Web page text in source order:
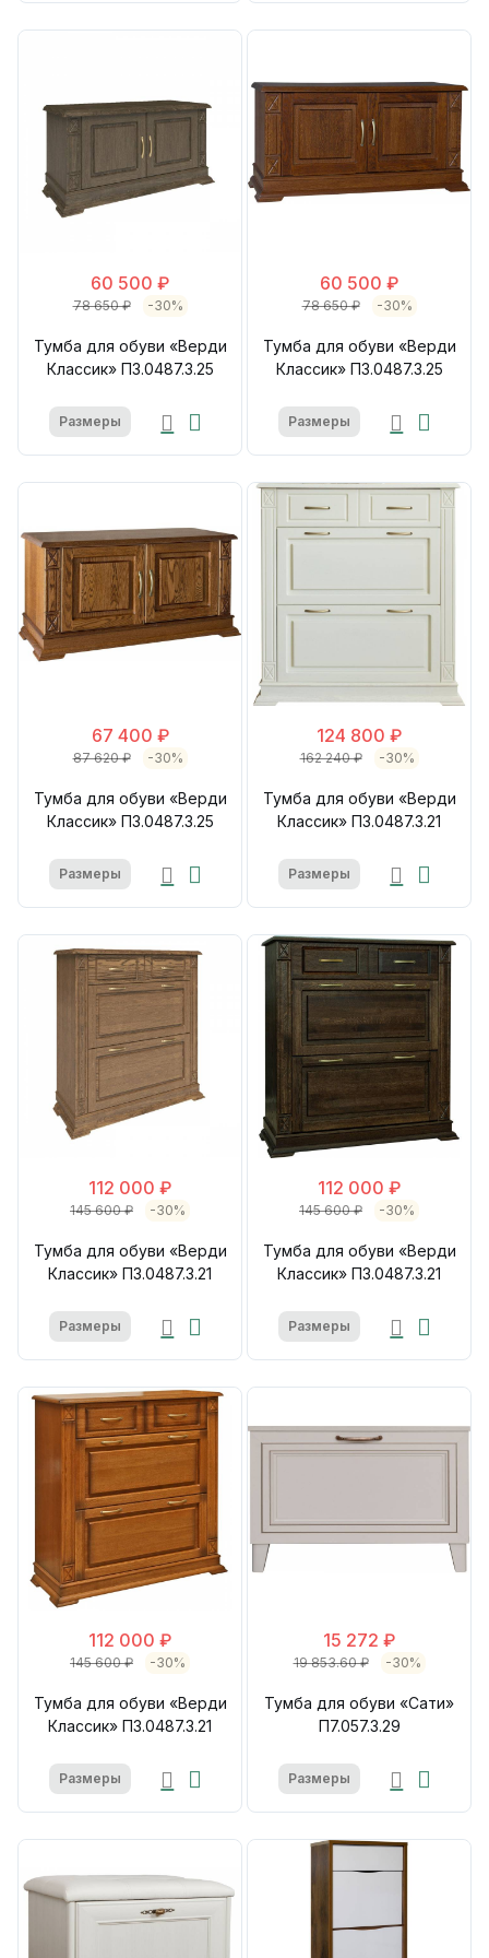
60 500 ₽
78 650 ₽ -30%
Тумба для обуви «Верди
Классик» П3.0487.3.25
Размеры
60 500 ₽
78 650 ₽ -30%
Тумба для обуви «Верди
Классик» П3.0487.3.25
Размеры
67 400 ₽
87 620 ₽ -30%
Тумба для обуви «Верди
Классик» П3.0487.3.25
Размеры
124 800 ₽
162 240 ₽ -30%
Тумба для обуви «Верди
Классик» П3.0487.3.21
Размеры
112 000 ₽
145 600 ₽ -30%
Тумба для обуви «Верди
Классик» П3.0487.3.21
Размеры
112 000 ₽
145 600 ₽ -30%
Тумба для обуви «Верди
Классик» П3.0487.3.21
Размеры
112 000 ₽
145 600 ₽ -30%
Тумба для обуви «Верди
Классик» П3.0487.3.21
Размеры
15 272 ₽
19 853.60 ₽ -30%
Тумба для обуви «Сати»
П7.057.3.29
Размеры